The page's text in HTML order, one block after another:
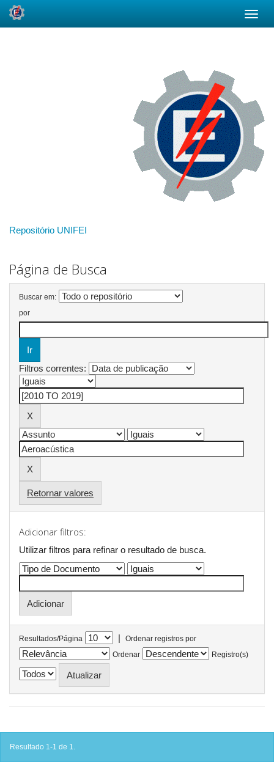
Repositório UNIFEI
Página de Busca
Buscar em:
por
Filtros correntes:
Retornar valores
Adicionar filtros:
Utilizar filtros para refinar o resultado de busca.
Resultados/Página |
Ordenar registros por
Ordenar
Registro(s)
Resultado 1-1 de 1.